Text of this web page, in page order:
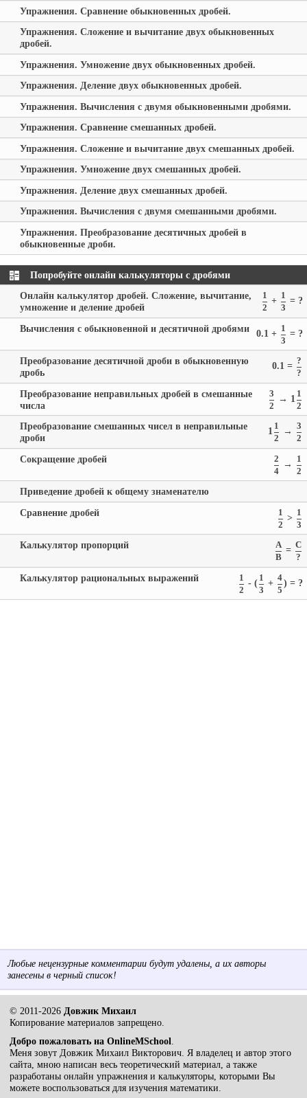
Упражнения. Сравнение обыкновенных дробей.
Упражнения. Сложение и вычитание двух обыкновенных
дробей.
Упражнения. Умножение двух обыкновенных дробей.
Упражнения. Деление двух обыкновенных дробей.
Упражнения. Вычисления с двумя обыкновенными дробями.
Упражнения. Сравнение смешанных дробей.
Упражнения. Сложение и вычитание двух смешанных дробей.
Упражнения. Умножение двух смешанных дробей.
Упражнения. Деление двух смешанных дробей.
Упражнения. Вычисления с двумя смешанными дробями.
Упражнения. Преобразование десятичных дробей в
обыкновенные дроби.
Попробуйте онлайн калькуляторы с дробями
1
2
+ 1
3
= ?
Онлайн калькулятор дробей. Сложение, вычитание,
умножение и деление дробей
0.1 + 1
3
= ?
Вычисления с обыкновенной и десятичной дробями
0.1 = ?
?
Преобразование десятичной дроби в обыкновенную
дробь
3
2
→ 1 1
2
Преобразование неправильных дробей в смешанные
числа
1 1
2
→
3
2
Преобразование смешанных чисел в неправильные
дроби
2
4
→
1
2
Сокращение дробей
Приведение дробей к общему знаменателю
1
2
> 1
3
Сравнение дробей
A
B
= C
?
Калькулятор пропорций
1
2
- ( 1
3
+ 4
5
) = ?
Калькулятор рациональных выражений
Любые нецензурные комментарии будут удалены, а их авторы
занесены в черный список!
© 2011-2026 Довжик Михаил
Копирование материалов запрещено.
Добро пожаловать на OnlineMSchool.
Меня зовут Довжик Михаил Викторович. Я владелец и автор этого
сайта, мною написан весь теоретический материал, а также
разработаны онлайн упражнения и калькуляторы, которыми Вы
можете воспользоваться для изучения математики.